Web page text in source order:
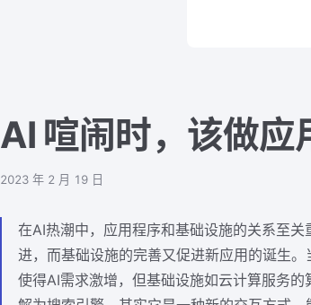
AI 喧闹时，该做应
2023 年 2 月 19 日
在AI热潮中，应用程序和基础设施的关系至
进，而基础设施的完善又促进新应用的诞生
使得AI需求激增，但基础设施如云计算服务